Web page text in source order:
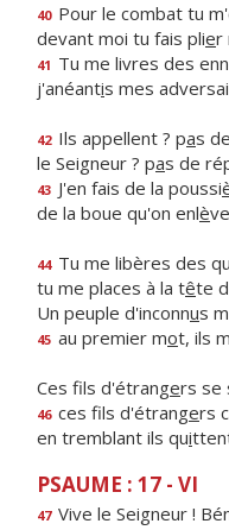
40 Pour le combat tu
devant moi tu fais plier
41 Tu me livres des
j'anéantis mes
42 Ils appellent ? pas
le Seigneur ? pas de
43 J'en fais de la poussi
de la boue qu'on enlè
44 Tu me libères des
tu me places à la tête
Un peuple d'inconnus
45 au premier mot, ils
Ces fils d'étrangers se
46 ces fils d'étrangers
en tremblant ils qui
PSAUME : 17 - VI
47 Vive le Seigneur !